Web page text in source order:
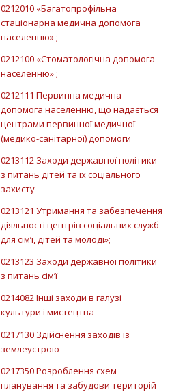
0212010 «Багатопрофільна
стаціонарна медична допомога
населенню» ;
0212100 «Стоматологічна допомога
населенню» ;
0212111 Первинна медична
допомога населенню, що надається
центрами первинної медичної
(медико-санітарної) допомоги
0213112 Заходи державної політики
з питань дітей та їх соціального
захисту
0213121 Утримання та забезпечення
діяльності центрів соціальних служб
для сім’ї, дітей та молоді»;
0213123 Заходи державної політики
з питань сім’ї
0214082 Інші заходи в галузі
культури і мистецтва
0217130 Здійснення заходів із
землеустрою
0217350 Розроблення схем
планування та забудови територій